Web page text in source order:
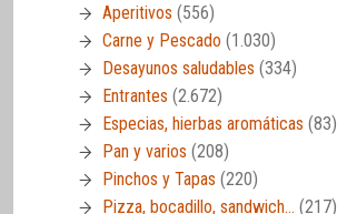
Aperitivos (556)
Carne y Pescado (1.030)
Desayunos saludables (334)
Entrantes (2.672)
Especias, hierbas aromáticas (83)
Pan y varios (208)
Pinchos y Tapas (220)
Pizza, bocadillo, sandwich… (217)